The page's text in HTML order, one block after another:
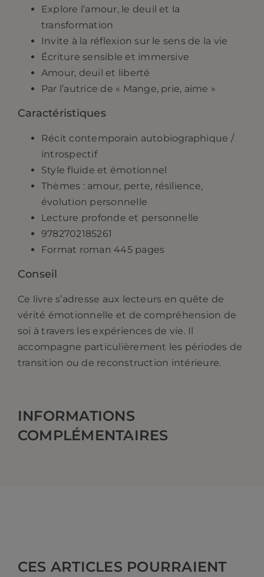
Explore l’amour, le deuil et la
transformation
Invite à la réflexion sur le sens de la vie
Écriture sensible et immersive
Amour, deuil et liberté
Par l’autrice de « Mange, prie, aime »
Caractéristiques
Récit contemporain autobiographique /
introspectif
Style fluide et émotionnel
Thèmes : amour, perte, résilience,
évolution personnelle
Lecture profonde et personnelle
9782702185261
Format roman 445 pages
Conseil
Ce livre s’adresse aux lecteurs en quête de
vérité émotionnelle et de compréhension de
soi à travers les expériences de vie. Il
accompagne particulièrement les périodes de
transition ou de reconstruction intérieure.
INFORMATIONS
COMPLÉMENTAIRES
CES ARTICLES POURRAIENT